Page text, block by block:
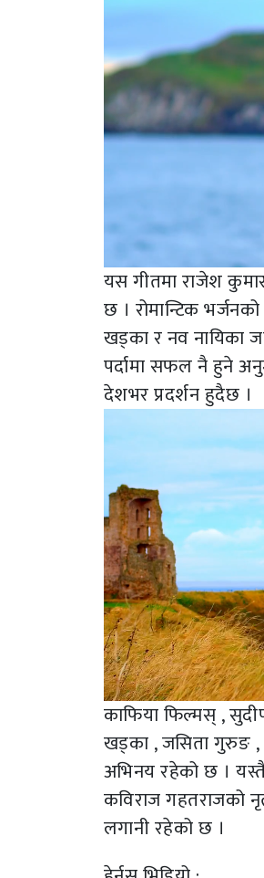
यस गीतमा राजेश
छ । रोमान्टिक भर्जनको
खड्का र नव नायिका
पर्दामा सफल नै हुने
देशभर प्रदर्शन हुदैछ ।
काफिया फिल्मस् ,
खड्का , जसिता गुरुङ ,
अभिनय रहेको छ । यस्तै
कविराज गहतराजको
लगानी रहेको छ ।